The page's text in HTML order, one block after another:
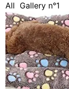
All Gallery n°1